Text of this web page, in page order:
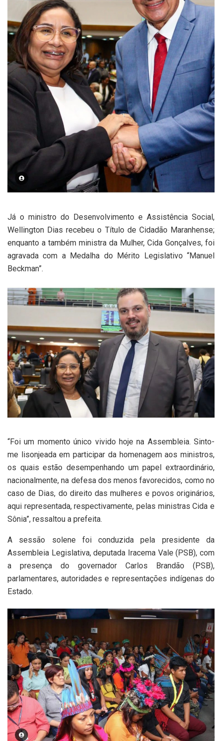
Já o ministro do Desenvolvimento e Assistência Social,
Wellington Dias recebeu o Título de Cidadão Maranhense;
enquanto a também ministra da Mulher, Cida Gonçalves, foi
agravada com a Medalha do Mérito Legislativo “Manuel
Beckman”.
“Foi um momento único vivido hoje na Assembleia. Sinto-
me lisonjeada em participar da homenagem aos ministros,
os quais estão desempenhando um papel extraordinário,
nacionalmente, na defesa dos menos favorecidos, como no
caso de Dias, do direito das mulheres e povos originários,
aqui representada, respectivamente, pelas ministras Cida e
Sônia”, ressaltou a prefeita.
A sessão solene foi conduzida pela presidente da
Assembleia Legislativa, deputada Iracema Vale (PSB), com
a presença do governador Carlos Brandão (PSB),
parlamentares, autoridades e representações indígenas do
Estado.